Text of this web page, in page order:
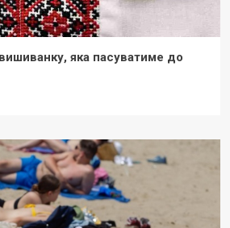
яка пасуватиме до